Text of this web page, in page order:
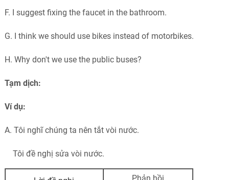
F. I suggest fixing the faucet in the bathroom.
G. I think we should use bikes instead of motorbikes.
H. Why don't we use the public buses?
Tạm dịch:
Ví dụ:
A. Tôi nghĩ chúng ta nên tắt vòi nước.
Tôi đề nghị sửa vòi nước.